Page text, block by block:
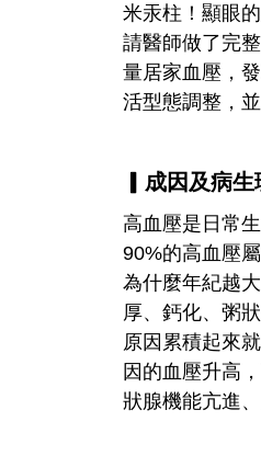
米汞柱！顯眼
請醫師做了完
量居家血壓，
活型態調整，
▎成因及病生
高血壓是日常
90%的高血壓
為什麼年紀越
厚、鈣化、粥
原因累積起來
因的血壓升高
狀腺機能亢進